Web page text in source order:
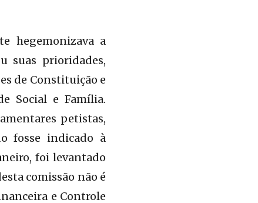
hegemonizava a
suas prioridades,
de Constituição e
Social e Família.
petistas,
fosse indicado à
foi levantado
comissão não é
e Controle